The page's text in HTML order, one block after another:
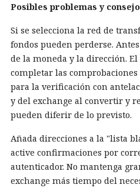
Posibles problemas y
Si se selecciona la red de
fondos pueden perderse.
de la moneda y la dirección.
completar las
para la verificación con
y del exchange al convertir y
pueden diferir de lo previsto.
Añada direcciones a la "lista
active confirmaciones por
autenticador. No mantenga
exchange más tiempo del